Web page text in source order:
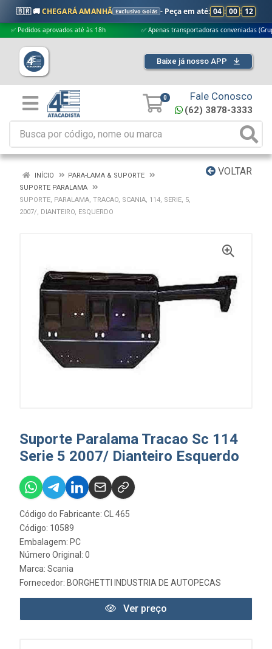
🇧🇷 🚚CHEGARÁ AMANHÃ Exclusivo Goiás - Peça em até: 04 : 00 : 11
aprovados até às 18h ✅ Apenas transportadoras conveniadas (Grupo G5)
Baixe já nosso APP
0 Fale Conosco
(62) 3878-3333
VOLTAR
INÍCIO
PARA-LAMA & SUPORTE
SUPORTE PARALAMA
SUPORTE, PARALAMA, TRACAO, SCANIA, 114, SERIE, 5,
2007/, DIANTEIRO, ESQUERDO
Suporte Paralama Tracao Sc 114
Serie 5 2007/ Dianteiro Esquerdo
Código do Fabricante: CL 465
Código: 10589
Embalagem: PC
Número Original: 0
Marca: Scania
Fornecedor: BORGHETTI INDUSTRIA DE AUTOPECAS
Ver preço